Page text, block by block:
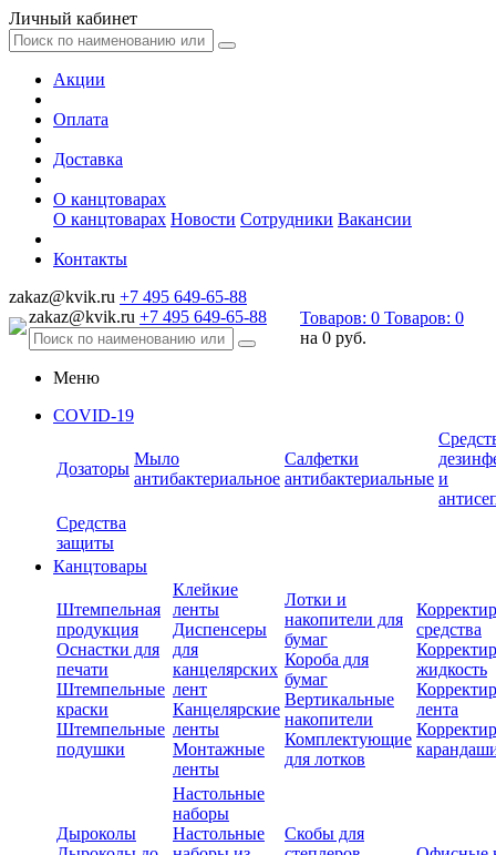
Личный кабинет
Акции
Оплата
Доставка
О канцтоварах
О канцтоварах Новости Сотрудники Вакансии
Контакты
zakaz@kvik.ru +7 495 649-65-88
zakaz@kvik.ru +7 495 649-65-88 Товаров: 0 Товаров: 0
на 0 руб.
Меню
COVID-19
Дозаторы
Мыло
антибактериальное
Салфетки
антибактериальные и
Средства
защиты
Канцтовары
Штемпельная
продукция
Оснастки для
печати
Штемпельные
краски
Штемпельные
подушки
Клейкие
ленты
Диспенсеры
для
канцелярских
лент
Канцелярские
ленты
Монтажные
ленты
Лотки и
накопители для
бумаг
Короба для
бумаг
Вертикальные
накопители
Комплектующие
для лотков
средства
жидкость
лента
Дыроколы
Настольные
наборы
Настольные
Скобы для